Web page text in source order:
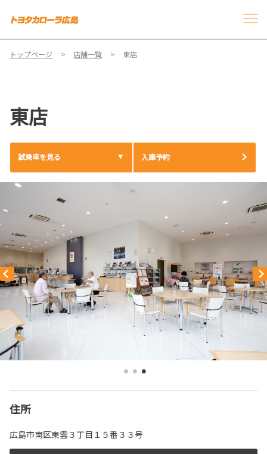
トップページ 店舗一覧 東店
東店
試乗車を見る 入庫予約
住所
広島市南区東雲３丁目１５番３３号